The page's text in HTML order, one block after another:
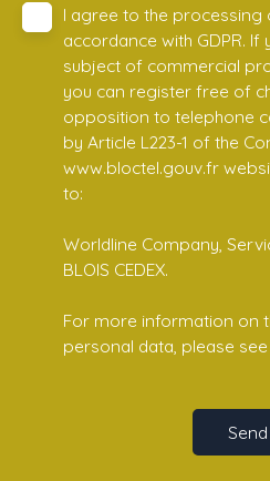
I agree to the
accordance with GDPR.
subject of commercial
you can register free of
opposition to telephone
by Article L223-1 of the
www.bloctel.gouv.fr
to:
Worldline Company,
BLOIS CEDEX.
For more information on
personal data, please
Send